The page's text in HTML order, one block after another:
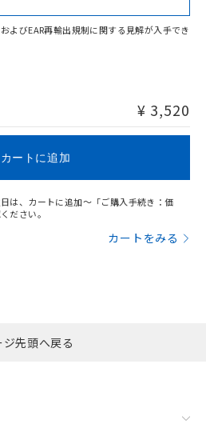
る可能性があります。
よびEAR再輸出規制に関する見解が入手でき
¥ 3,520
カートに追加
は、カートに追加～「ご購入手続き：価
ださい。
カートをみる
ジ先頭へ戻る